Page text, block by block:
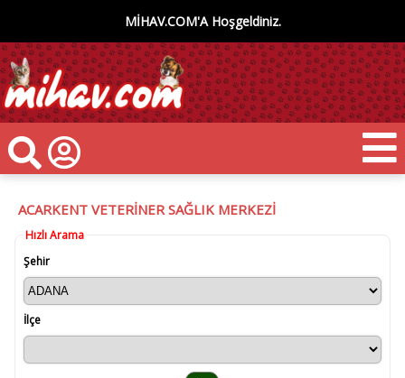
MİHAV.COM'A Hoşgeldiniz.
ACARKENT VETERİNER SAĞLIK MERKEZİ
Hızlı Arama
Şehir
İlçe